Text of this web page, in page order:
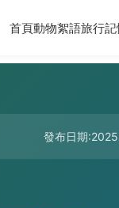
首頁動物絮語旅行
發布日期